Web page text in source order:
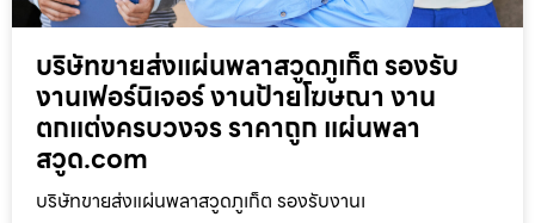
บริษัทขายส่งแผ่นพลาสวูดภูเก็ต รองรับ
งานเฟอร์นิเจอร์ งานป้ายโฆษณา งาน
ตกแต่งครบวงจร ราคาถูก แผ่นพลา
สวูด.com
บริษัทขายส่งแผ่นพลาสวูดภูเก็ต รองรับงานเ